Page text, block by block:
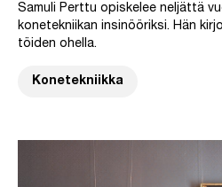
Samuli Perttu opiskelee neljättä
konetekniikan insinööriksi. Hän
töiden ohella.
Konetekniikka